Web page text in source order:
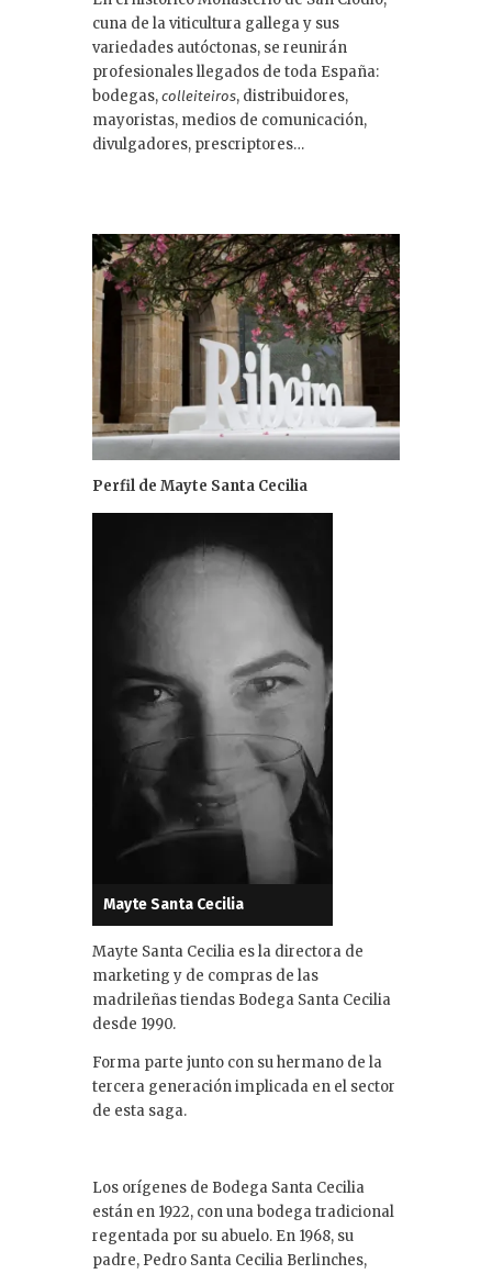
cuna de la viticultura gallega y sus
variedades autóctonas, se reunirán
profesionales llegados de toda España:
bodegas, colleiteiros, distribuidores,
mayoristas, medios de comunicación,
divulgadores, prescriptores…
Perfil de Mayte Santa Cecilia
Mayte Santa Cecilia
Mayte Santa Cecilia es la directora de
marketing y de compras de las
madrileñas tiendas Bodega Santa Cecilia
desde 1990.
Forma parte junto con su hermano de la
tercera generación implicada en el sector
de esta saga.
Los orígenes de Bodega Santa Cecilia
están en 1922, con una bodega tradicional
regentada por su abuelo. En 1968, su
padre, Pedro Santa Cecilia Berlinches,